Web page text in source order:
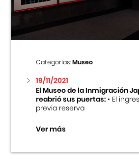
Categorías:Museo
19/11/2021
El Museo de la Inmigración
reabrió sus puertas:• El
previa reserva
Ver más